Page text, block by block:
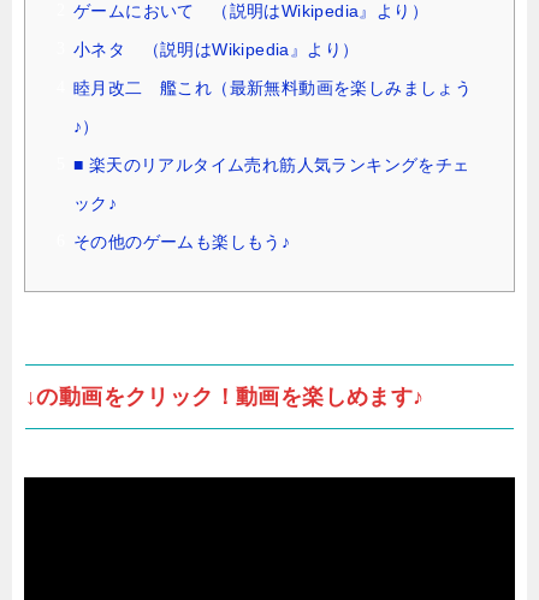
ゲームにおいて （説明はWikipedia』より）
小ネタ （説明はWikipedia』より）
睦月改二 艦これ（最新無料動画を楽しみましょう
♪）
■ 楽天のリアルタイム売れ筋人気ランキングをチェ
ック♪
その他のゲームも楽しもう♪
↓の動画をクリック！動画を楽しめます♪